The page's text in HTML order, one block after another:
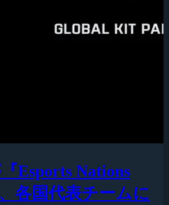
Esports Nations
各国代表チームに